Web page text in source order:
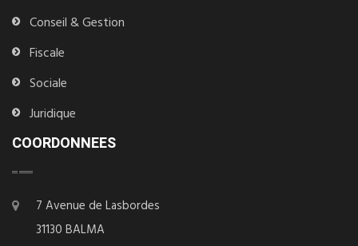
Conseil & Gestion
Fiscale
Sociale
Juridique
COORDONNEES
7 Avenue de Lasbordes
31130 BALMA